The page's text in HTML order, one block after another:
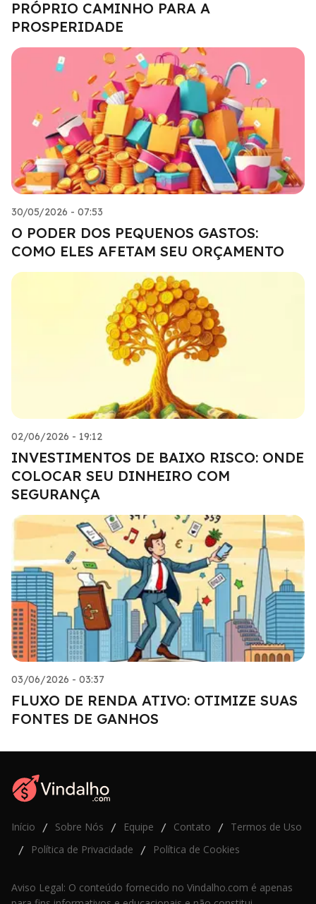
PRÓPRIO CAMINHO PARA A
PROSPERIDADE
30/05/2026 - 07:53
O PODER DOS PEQUENOS GASTOS:
COMO ELES AFETAM SEU ORÇAMENTO
02/06/2026 - 19:12
INVESTIMENTOS DE BAIXO RISCO: ONDE
COLOCAR SEU DINHEIRO COM
SEGURANÇA
03/06/2026 - 03:37
FLUXO DE RENDA ATIVO: OTIMIZE SUAS
FONTES DE GANHOS
Início / Sobre Nós / Equipe / Contato / Termos de Uso
/ Política de Privacidade / Política de Cookies
Aviso Legal: O conteúdo fornecido no Vindalho.com é apenas